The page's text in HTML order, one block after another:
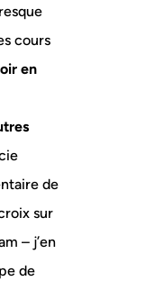
cours
en
de
sur
– j’en
de